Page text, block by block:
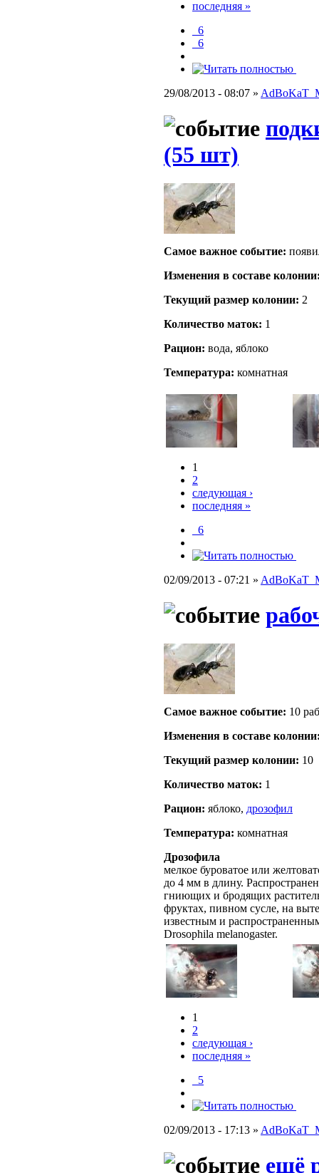
последняя »
_6
_6
29/08/2013 - 08:07 »
(55 шт)
Самое важное событие:
Изменения в составе
Текущий размер кoлонии: 2
Количество маток: 1
Рацион: вода, яблоко
Температура: комнатная
1
2
следующая ›
последняя »
_6
02/09/2013 - 07:21 »
Самое важное событие: 10
Изменения в составе
Текущий размер кoлонии: 10
Количество маток: 1
Рацион: яблоко, дрозофил
Температура: комнатная
Дрозофила
мелкое буроватое или
до 4 мм в длину.
гниющих и бродящих
фруктах, пивном сусле, на
известным и
Drosophila melanogaster.
1
2
следующая ›
последняя »
_5
02/09/2013 - 17:13 »
ещё